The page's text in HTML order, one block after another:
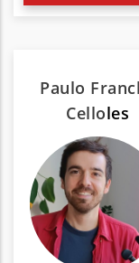
Paulo
Celloles